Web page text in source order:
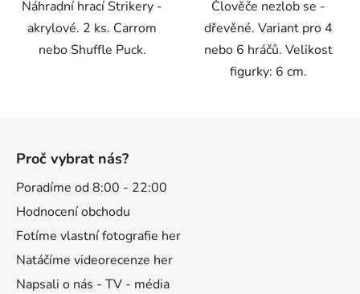
hvězdiček.
Náhradní hrací Strikery -
akrylové. 2 ks. Carrom
nebo Shuffle Puck.
Člověče nezlob se -
dřevěné. Variant pro 4
nebo 6 hráčů. Velikost
figurky: 6 cm.
Proč vybrat nás?
Poradíme od 8:00 - 22:00
Hodnocení obchodu
Fotíme vlastní fotografie her
Natáčíme videorecenze her
Napsali o nás - TV - média